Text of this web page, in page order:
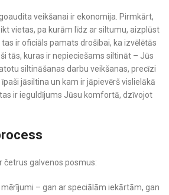
veikšanai ir ekonomija. Pirmkārt,
vietas, pa kurām līdz ar siltumu, aizplūst
ir oficiāls pamats drošībai, ka izvēlētās
tās, kuras ir nepieciešams siltināt – Jūs
siltināšanas darbu veikšanas, precīzi
jāsiltina un kam ir jāpievērš vislielākā
ir ieguldījums Jūsu komfortā, dzīvojot
četrus galvenos posmus:
– gan ar speciālām iekārtām, gan